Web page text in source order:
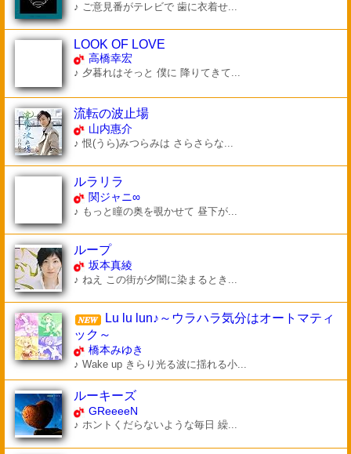
♪ ご意見番がテレビで 歯に衣着せ...
LOOK OF LOVE
高橋幸宏
♪ 夕暮れはそっと 僕に 降りてきて...
流転の波止場
山内惠介
♪ 恨(うら)みつらみは さらさらな...
ルラリラ
関ジャニ∞
♪ もっと瞳の奥を覗かせて 昼下が...
ループ
坂本真綾
♪ ねえ この街が夕闇に染まるとき...
Lu lu lun♪～ウラハラ気分はオートマティ
ック～
橋本みゆき
♪ Wake up きらり光る波に揺れる小...
ルーキーズ
GReeeeN
♪ ホントくだらないような毎日 繰...